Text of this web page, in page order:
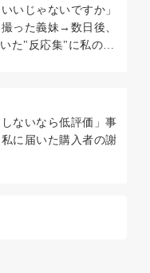
いじゃないですか」
った義妹→数日後、
た"反応集"に私の顔
しないなら低評価」事
に届いた購入者の謝